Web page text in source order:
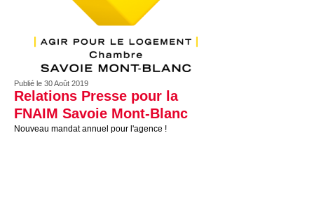
Publié le 30 Août 2019
Relations Presse pour la
FNAIM Savoie Mont-Blanc
Nouveau mandat annuel pour l'agence !